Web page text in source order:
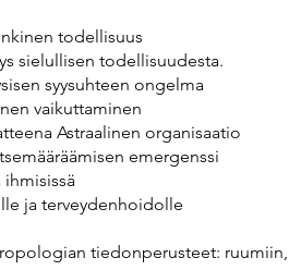
todellisuus
sielullisen todellisuudesta.
syysuhteen ongelma
vaikuttaminen
Astraalinen organisaatio
emergenssi
ihmisissä
ja terveydenhoidolle
tiedonperusteet: